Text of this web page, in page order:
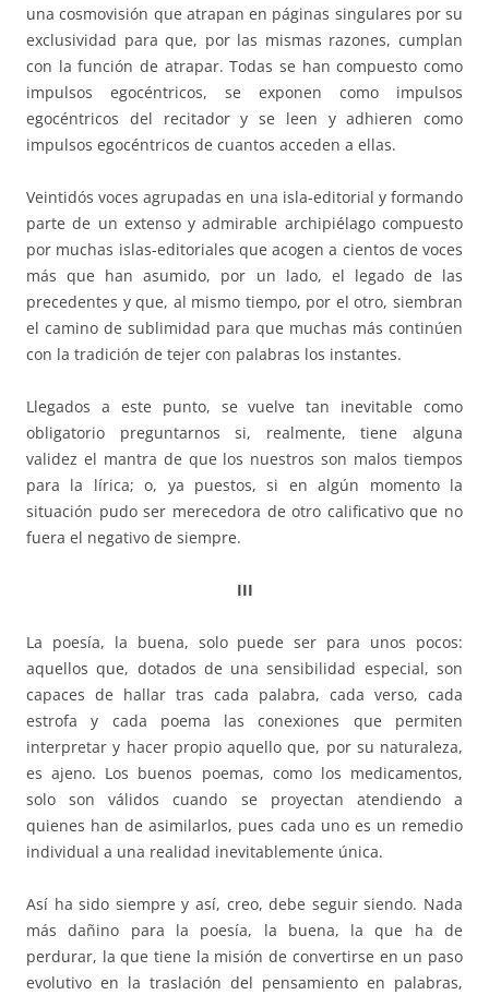
una cosmovisión que atrapan en páginas singulares por su
exclusividad para que, por las mismas razones, cumplan
con la función de atrapar. Todas se han compuesto como
impulsos egocéntricos, se exponen como impulsos
egocéntricos del recitador y se leen y adhieren como
impulsos egocéntricos de cuantos acceden a ellas.
Veintidós voces agrupadas en una isla-editorial y formando
parte de un extenso y admirable archipiélago compuesto
por muchas islas-editoriales que acogen a cientos de voces
más que han asumido, por un lado, el legado de las
precedentes y que, al mismo tiempo, por el otro, siembran
el camino de sublimidad para que muchas más continúen
con la tradición de tejer con palabras los instantes.
Llegados a este punto, se vuelve tan inevitable como
obligatorio preguntarnos si, realmente, tiene alguna
validez el mantra de que los nuestros son malos tiempos
para la lírica; o, ya puestos, si en algún momento la
situación pudo ser merecedora de otro calificativo que no
fuera el negativo de siempre.
III
La poesía, la buena, solo puede ser para unos pocos:
aquellos que, dotados de una sensibilidad especial, son
capaces de hallar tras cada palabra, cada verso, cada
estrofa y cada poema las conexiones que permiten
interpretar y hacer propio aquello que, por su naturaleza,
es ajeno. Los buenos poemas, como los medicamentos,
solo son válidos cuando se proyectan atendiendo a
quienes han de asimilarlos, pues cada uno es un remedio
individual a una realidad inevitablemente única.
Así ha sido siempre y así, creo, debe seguir siendo. Nada
más dañino para la poesía, la buena, la que ha de
perdurar, la que tiene la misión de convertirse en un paso
evolutivo en la traslación del pensamiento en palabras,